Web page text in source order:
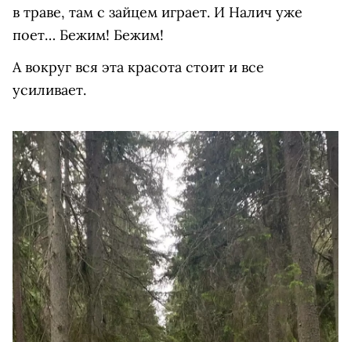
в траве, там с зайцем играет. И Налич уже
поет… Бежим! Бежим!
А вокруг вся эта красота стоит и все
усиливает.